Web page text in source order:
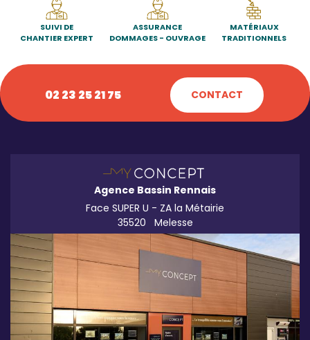
SUIVI DE
CHANTIER EXPERT
ASSURANCE
DOMMAGES - OUVRAGE
MATÉRIAUX
TRADITIONNELS
02 23 25 21 75 CONTACT
Agence Bassin Rennais
Face SUPER U - ZA la Métairie
35520
Melesse